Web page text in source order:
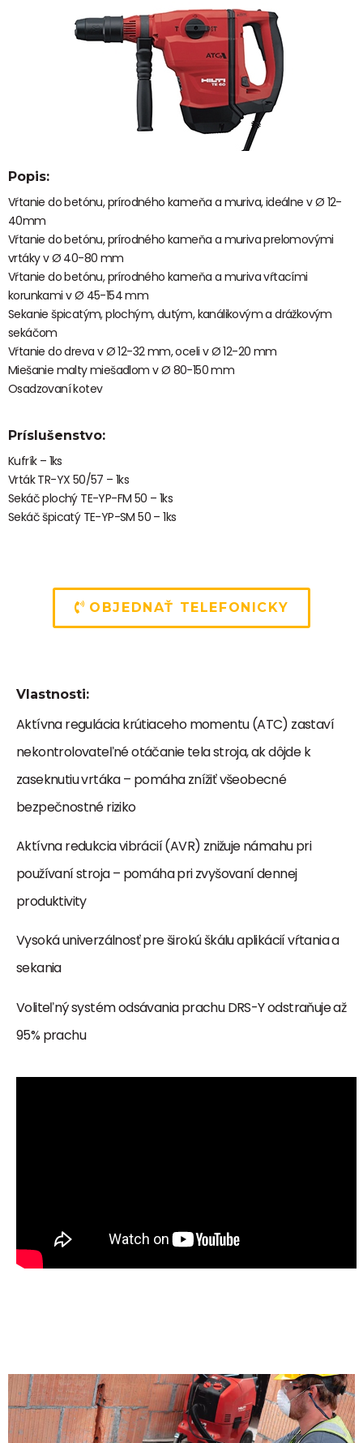
Popis:
Vŕtanie do betónu, prírodného kameňa a muriva, ideálne v Ø 12-
40mm
Vŕtanie do betónu, prírodného kameňa a muriva prelomovými
vrtáky v Ø 40-80 mm
Vŕtanie do betónu, prírodného kameňa a muriva vŕtacími
korunkami v Ø 45-154 mm
Sekanie špicatým, plochým, dutým, kanálikovým a drážkovým
sekáčom
Vŕtanie do dreva v Ø 12-32 mm, oceli v Ø 12-20 mm
Miešanie malty miešadlom v Ø 80-150 mm
Osadzovaní kotev
Príslušenstvo:
Kufrík – 1ks
Vrták TR-YX 50/57 – 1ks
Sekáč plochý TE-YP-FM 50 – 1ks
Sekáč špicatý TE-YP-SM 50 – 1ks
OBJEDNAŤ TELEFONICKY
Vlastnosti:
Aktívna regulácia krútiaceho momentu (ATC) zastaví
nekontrolovateľné otáčanie tela stroja, ak dôjde k
zaseknutiu vrtáka – pomáha znížiť všeobecné
bezpečnostné riziko
Aktívna redukcia vibrácií (AVR) znižuje námahu pri
používaní stroja – pomáha pri zvyšovaní dennej
produktivity
Vysoká univerzálnosť pre širokú škálu aplikácií vŕtania a
sekania
Voliteľný systém odsávania prachu DRS-Y odstraňuje až
95% prachu